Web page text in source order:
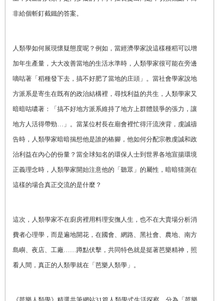
非給個斬釘截鐵的答案。
人類學如何展現懷疑態度呢？例如，當經濟學家說這樣種稻可以增
加年生產量，大大改善當地的生活水準時，人類學家很可能在旁邊
嘀咕著「稻種發下去，搞不好肥了當地的庄頭」。當社會學家說地
方派系是寄生在既有的政治結構裡，尋找利益的共生，人類學家又
暗暗咕噥著：「搞不好地方派系維持了地方上群體競爭的張力，讓
地方人活得帶勁…」。當某位村長在廟會裡忙得汗流浹背，虔誠禱
告時，人類學家暗暗揣想他是誰的樁腳，他如何分配宗教虔誠和政
治利益在內心的份量？當全球知名的環保人士到世界各地宣揚環境
正義理念時，人類學家開始注意他的「聽眾」的屬性，暗暗猜測在
這樣的場合真正交流的是什麼？
這次，人類學家不在廚房裡用料理安撫人生，也不在大賣場分析消
費者心理學，而是遍地開花，在國會、網路、黑社會、農地、南方
島嶼、夜店、工廠……蹲點伏擊，共同特色就是挺著芭樂精神，照
看人間，真正的人類學就在「芭樂人類學」。